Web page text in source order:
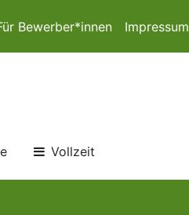
Bewerber*innen Impressum
Vollzeit